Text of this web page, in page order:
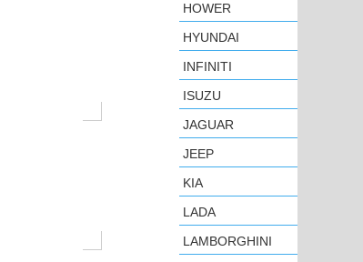
HOWER
HYUNDAI
INFINITI
ISUZU
JAGUAR
JEEP
KIA
LADA
LAMBORGHINI